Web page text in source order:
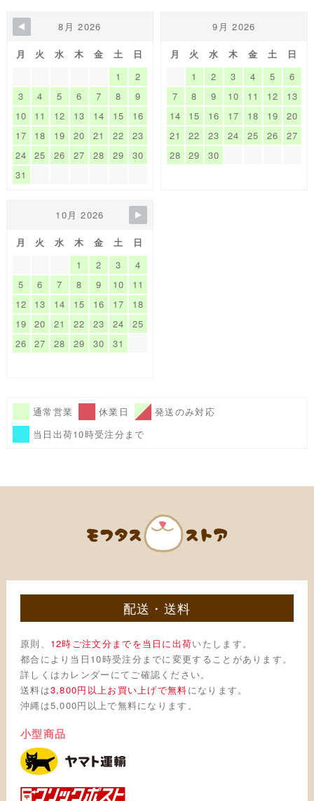
8月 2026
月 火 水 木 金 土
日
1
2
3
4 5 6 7 8
9
10
11 12 13 14 15
16
17
18 19 20 21 22
23
24
25 26 27 28 29
30
31
9月 2026
月 火 水 木 金 土
日
1
2 3 4 5
6
7
8 9 10 11 12
13
14
15 16 17 18 19
20
21
22 23 24 25 26
27
28
29 30
10月 2026
月 火 水 木 金 土
日
1
2 3
4
5
6 7 8 9 10
11
12
13 14 15 16 17
18
19
20 21 22 23 24
25
26
27 28 29 30 31
通常営業 休業日
発送のみ対応
当日出荷10時受注分まで
配送・送料
原則、 12時ご注文分までを当日に出荷いたします。
都合により当日10時受注分までに変更することがあります。
詳しくはカレンダーにてご確認ください。
送料は3,800円以上お買い上げで無料になります。
沖縄は5,000円以上で無料になります。
小型商品